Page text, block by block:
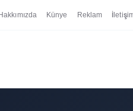
Künye Reklam